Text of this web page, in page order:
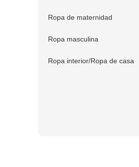
Ropa de maternidad
Ropa masculina
Ropa interior/Ropa de casa